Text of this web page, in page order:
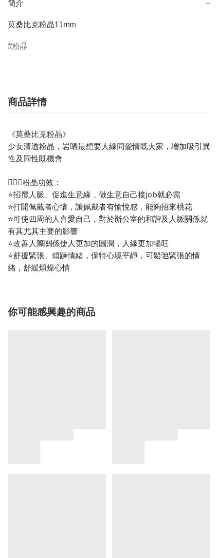
簡介 −
莫桑比克粉晶11mm
粉晶
商品詳情
《莫桑比克粉晶》
少女清透粉晶，岩晒最想要人緣同愛情既大家，增加吸引異
性及同性既機會
💁🏼‍♀️粉晶功效：
⭐招攬人脈、促進生意緣，做生意自己接job就必需
⭐打開佩戴者心懷，讓佩戴者有愉悅感，能夠招來桃花
⭐可使四周的人喜愛自己，對於辦公室的和諧及人脈關係就
有其尤其主要的影響
⭐改善人際關係使人更加的圓潤，人緣更加暢旺
⭐舒援緊張、煩躁情緒，保特心境平靜，可鬆弛緊張的情
緒，舒緩煩燥心情
你可能感興趣的商品